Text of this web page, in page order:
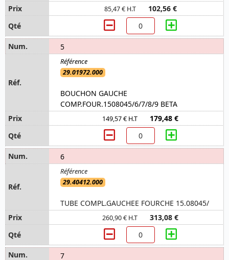
85,47 € H.T 102,56 €
5
29.01972.000
BOUCHON GAUCHE
COMP.FOUR.1508045/6/7/8/9 BETA
149,57 € H.T 179,48 €
6
29.40412.000
TUBE COMPL.GAUCHEE FOURCHE 15.08045/
260,90 € H.T 313,08 €
7